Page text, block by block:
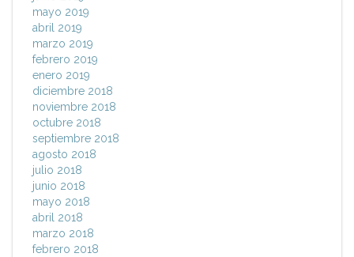
mayo 2019
abril 2019
marzo 2019
febrero 2019
enero 2019
diciembre 2018
noviembre 2018
octubre 2018
septiembre 2018
agosto 2018
julio 2018
junio 2018
mayo 2018
abril 2018
marzo 2018
febrero 2018